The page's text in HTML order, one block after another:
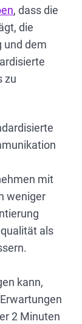
, dass die
die
und dem
zu
mit
weniger
als
kann,
2 Minuten